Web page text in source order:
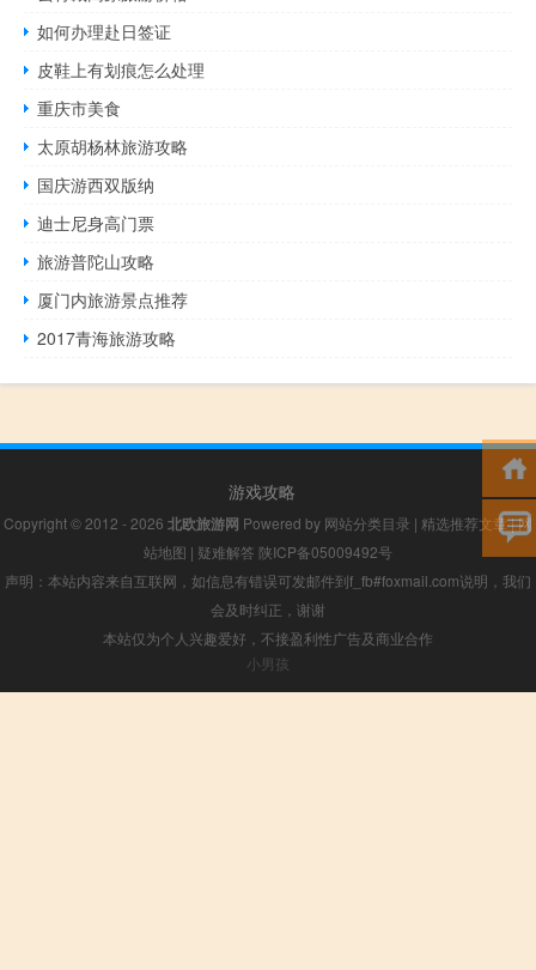
如何办理赴日签证
皮鞋上有划痕怎么处理
重庆市美食
太原胡杨林旅游攻略
国庆游西双版纳
迪士尼身高门票
旅游普陀山攻略
厦门内旅游景点推荐
2017青海旅游攻略
游戏攻略
Copyright © 2012 - 2026 北欧旅游网 Powered by 网站分类目录 | 精选推荐文章|网
站地图 | 疑难解答 陕ICP备05009492号
声明：本站内容来自互联网，如信息有错误可发邮件到f_fb#foxmail.com说明，我们
会及时纠正，谢谢
本站仅为个人兴趣爱好，不接盈利性广告及商业合作
小男孩